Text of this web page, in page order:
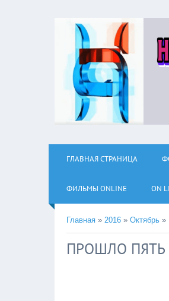
ГЛАВНАЯ СТРАНИЦА
ФИЛЬМЫ ОNLINE ON
Главная » 2016 » Октябрь »
ПРОШЛО